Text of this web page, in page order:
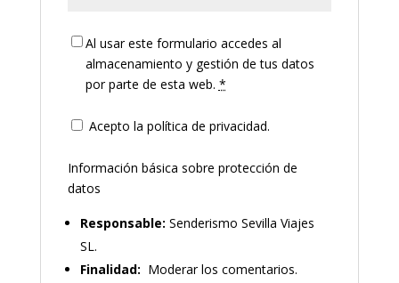
Al usar este formulario accedes al
almacenamiento y gestión de tus datos
por parte de esta web. *
Acepto la política de privacidad.
Información básica sobre protección de
datos
Responsable: Senderismo Sevilla Viajes
SL.
Finalidad: Moderar los comentarios.